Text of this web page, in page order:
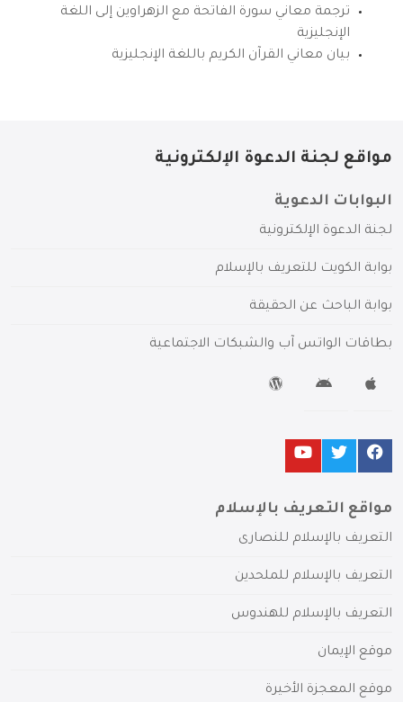
ترجمة معاني سورة الفاتحة مع الزهراوين إلى اللغة
الإنجليزية
بيان معاني القرآن الكريم باللغة الإنجليزية
مواقع لجنة الدعوة الإلكترونية
البوابات الدعوية
لجنة الدعوة الإلكترونية
بوابة الكويت للتعريف بالإسلام
بوابة الباحث عن الحقيقة
بطاقات الواتس آب والشبكات الاجتماعية
مواقع التعريف بالإسلام
التعريف بالإسلام للنصارى
التعريف بالإسلام للملحدين
التعريف بالإسلام للهندوس
موقع الإيمان
موقع المعجزة الأخيرة